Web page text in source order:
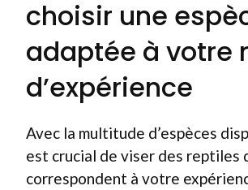
choisir une
adaptée à votre
d’expérience
Avec la multitude d’espèces
est crucial de viser des reptiles
correspondent à votre